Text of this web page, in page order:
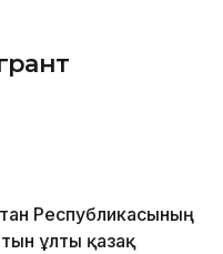
Республикасының
ұлты қазақ